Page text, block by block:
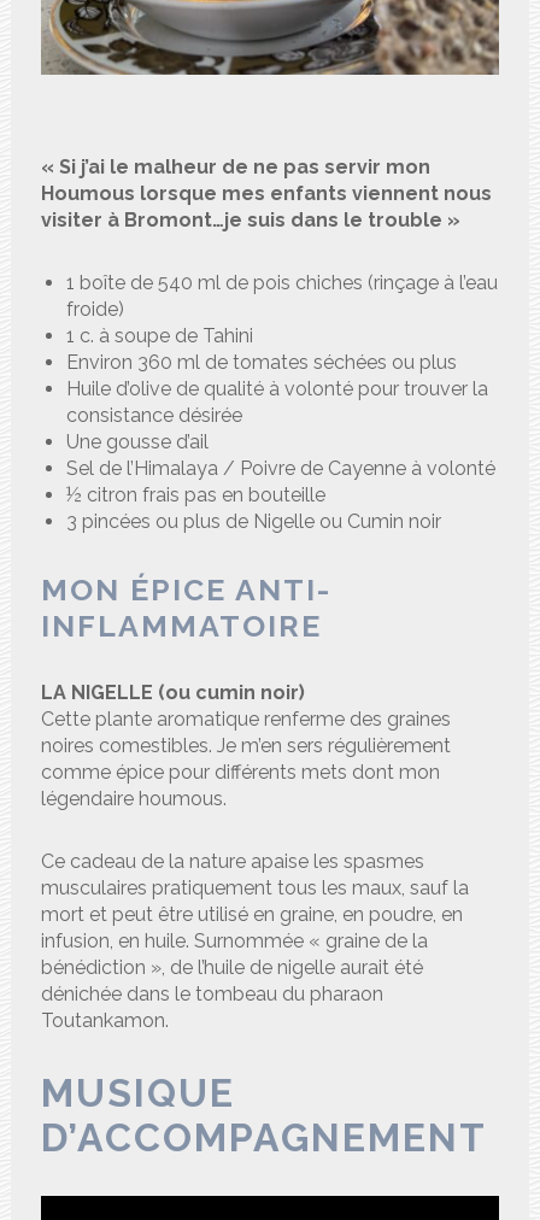
« Si j’ai le malheur de ne pas servir mon
Houmous lorsque mes enfants viennent nous
visiter à Bromont…je suis dans le trouble »
1 boîte de 540 ml de pois chiches (rinçage à l’eau
froide)
1 c. à soupe de Tahini
Environ 360 ml de tomates séchées ou plus
Huile d’olive de qualité à volonté pour trouver la
consistance désirée
Une gousse d’ail
Sel de l’Himalaya / Poivre de Cayenne à volonté
½ citron frais pas en bouteille
3 pincées ou plus de Nigelle ou Cumin noir
MON ÉPICE ANTI-
INFLAMMATOIRE
LA NIGELLE (ou cumin noir)
Cette plante aromatique renferme des graines
noires comestibles. Je m’en sers régulièrement
comme épice pour différents mets dont mon
légendaire houmous.
Ce cadeau de la nature apaise les spasmes
musculaires pratiquement tous les maux, sauf la
mort et peut être utilisé en graine, en poudre, en
infusion, en huile. Surnommée « graine de la
bénédiction », de l’huile de nigelle aurait été
dénichée dans le tombeau du pharaon
Toutankamon.
MUSIQUE
D’ACCOMPAGNEMENT